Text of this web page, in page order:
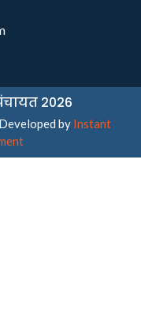
2026
by Instant